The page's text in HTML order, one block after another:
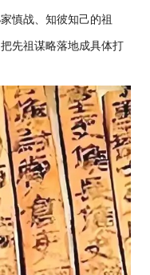
慎战、知彼知己的祖
先祖谋略落地成具体打